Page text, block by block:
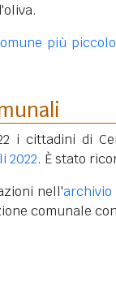
più
i cittadini di
2022. È stato
nell'
comunale